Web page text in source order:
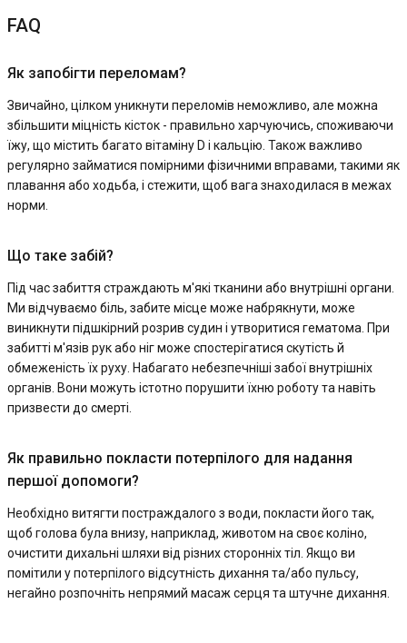
FAQ
Як запобігти переломам?
Звичайно, цілком уникнути переломів неможливо, але можна
збільшити міцність кісток - правильно харчуючись, споживаючи
їжу, що містить багато вітаміну D і кальцію. Також важливо
регулярно займатися помірними фізичними вправами, такими як
плавання або ходьба, і стежити, щоб вага знаходилася в межах
норми.
Що таке забій?
Під час забиття страждають м'які тканини або внутрішні органи.
Ми відчуваємо біль, забите місце може набрякнути, може
виникнути підшкірний розрив судин і утворитися гематома. При
забитті м'язів рук або ніг може спостерігатися скутість й
обмеженість їх руху. Набагато небезпечніші забої внутрішніх
органів. Вони можуть істотно порушити їхню роботу та навіть
призвести до смерті.
Як правильно покласти потерпілого для надання
першої допомоги?
Необхідно витягти постраждалого з води, покласти його так,
щоб голова була внизу, наприклад, животом на своє коліно,
очистити дихальні шляхи від різних сторонніх тіл. Якщо ви
помітили у потерпілого відсутність дихання та/або пульсу,
негайно розпочніть непрямий масаж серця та штучне дихання.